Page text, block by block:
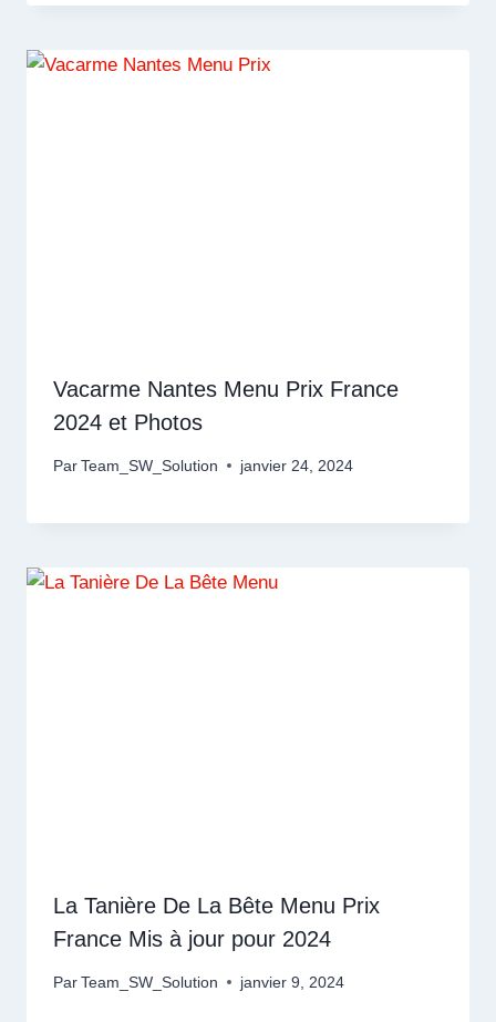
Vacarme Nantes Menu Prix France
2024 et Photos
Par Team_SW_Solution janvier 24, 2024
La Tanière De La Bête Menu Prix
France Mis à jour pour 2024
Par Team_SW_Solution janvier 9, 2024